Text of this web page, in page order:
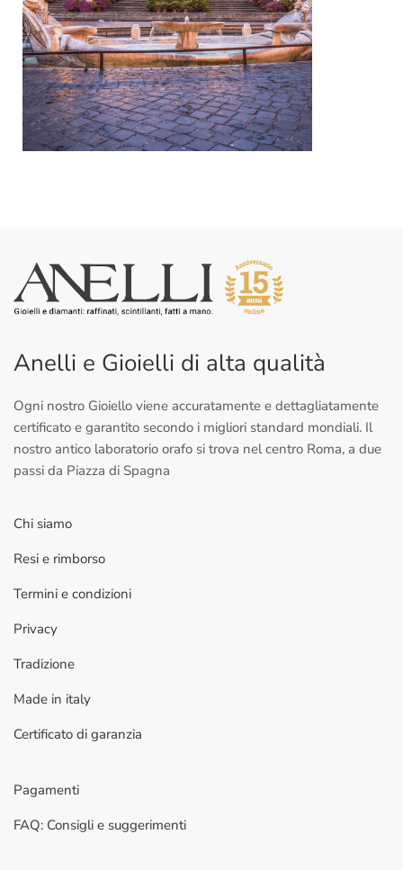
Anelli e Gioielli di alta qualità
Ogni nostro Gioiello viene accuratamente e dettagliatamente
certificato e garantito secondo i migliori standard mondiali. Il
nostro antico laboratorio orafo si trova nel centro Roma, a due
passi da Piazza di Spagna
Chi siamo
Resi e rimborso
Termini e condizioni
Privacy
Tradizione
Made in italy
Certificato di garanzia
Pagamenti
FAQ: Consigli e suggerimenti